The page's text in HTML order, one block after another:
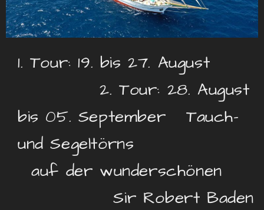
1. Tour: 19. bis 27. August
2. Tour: 28. August
bis 05. September Tauch-
und Segeltörns
auf der wunderschönen
Sir Robert Baden